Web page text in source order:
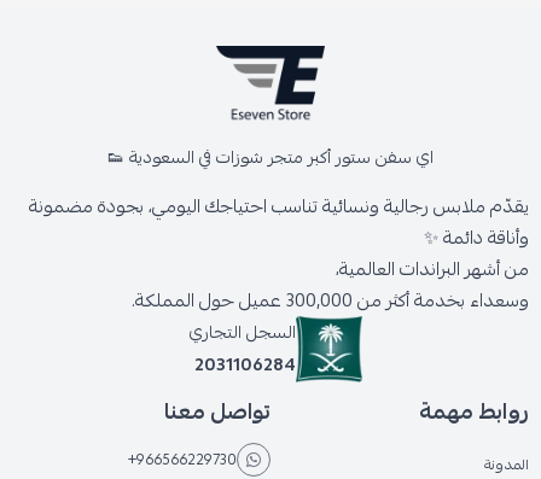
اي سفن ستور أكبر متجر شوزات في السعودية 👟
يقدّم ملابس رجالية ونسائية تناسب احتياجك اليومي، بجودة مضمونة
وأناقة دائمة ✨
من أشهر البراندات العالمية،
وسعداء بخدمة أكثر من 300,000 عميل حول المملكة.
السجل التجاري
2031106284
روابط مهمة
المدونة
تواصل معنا
+966566229730